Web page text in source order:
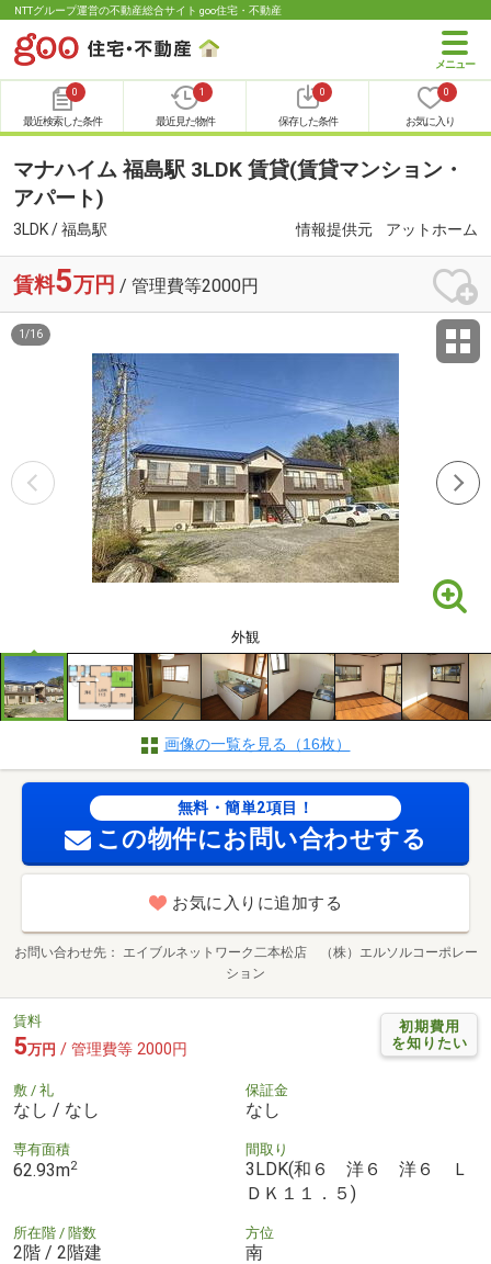
NTTグループ運営の不動産総合サイト goo住宅・不動産
0
最近検索した条件
1
最近見た物件
0
保存した条件
0
お気に入り
マナハイム 福島駅 3LDK 賃貸(賃貸マンション・
アパート)
3LDK / 福島駅 情報提供元 アットホーム
賃料5万円 / 管理費等2000円
外観
1 /16
画像の一覧を見る（16枚）
無料・簡単2項目！
この物件にお問い合わせする
お気に入りに追加する
お問い合わせ先
エイブルネットワーク二本松店 （株）エルソルコーポレー
ション
初期費用
を知りたい
賃料
5万円 / 管理費等 2000円
敷 / 礼
なし / なし
保証金
なし
専有面積
62.93m2
間取り
3LDK(和６ 洋６ 洋６ Ｌ
ＤＫ１１．５)
所在階 / 階数
2階 / 2階建
方位
南